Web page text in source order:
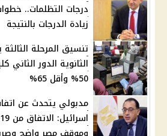
درجات التظلمات..
زيادة الدرجات بالنتيجة
تنسيق المرحلة الثالثة
الثانوية الدور الثاني
50% وأقل 65%
مدبولي يتحدث عن